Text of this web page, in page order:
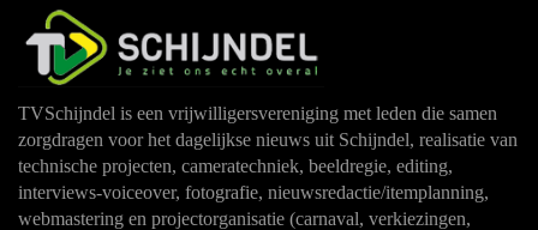
TVSchijndel is een vrijwilligersvereniging met leden die samen
zorgdragen voor het dagelijkse nieuws uit Schijndel, realisatie van
technische projecten, cameratechniek, beeldregie, editing,
interviews-voiceover, fotografie, nieuwsredactie/itemplanning,
webmastering en projectorganisatie (carnaval, verkiezingen,